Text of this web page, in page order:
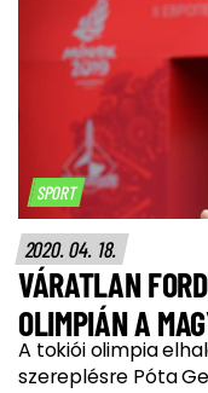
SPORT
2020. 04. 18.
VÁRATLAN
OLIMPIÁN A
A tokiói olimpia
szereplésre Póta